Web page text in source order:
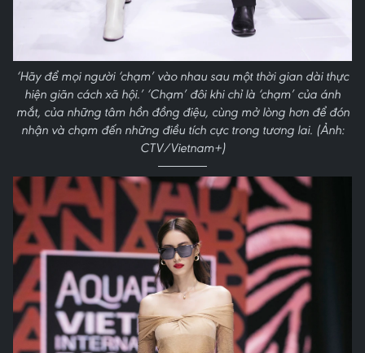
‘Hãy để mọi người ‘chạm’ vào nhau sau một thời gian dài thực
hiện giãn cách xã hội.’ ‘Chạm’ đôi khi chỉ là ‘chạm’ của ánh
mắt, của những tâm hồn đồng điệu, cùng mở lòng hơn để đón
nhận và chạm đến những điều tích cực trong tương lai. (Ảnh:
CTV/Vietnam+)